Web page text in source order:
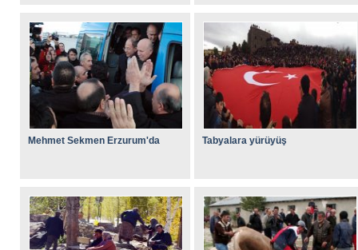
Mehmet Sekmen Erzurum'da Tabyalara yürüyüş